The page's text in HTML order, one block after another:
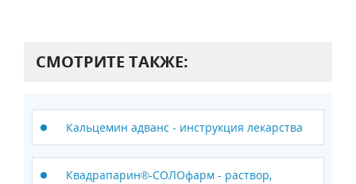
СМОТРИТЕ ТАКЖЕ:
Кальцемин адванс - инструкция лекарства
Квадрапарин®-СОЛОфарм - раствор,